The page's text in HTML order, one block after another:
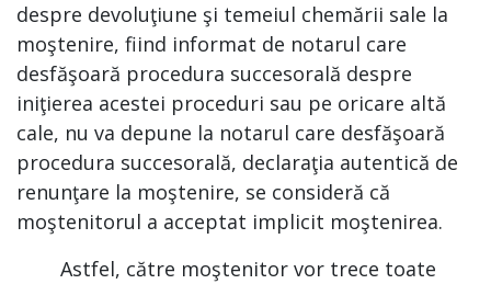
despre devoluţiune şi temeiul chemării sale la
moştenire, fiind informat de notarul care
desfăşoară procedura succesorală despre
iniţierea acestei proceduri sau pe oricare altă
cale, nu va depune la notarul care desfăşoară
procedura succesorală, declaraţia autentică de
renunţare la moştenire, se consideră că
moştenitorul a acceptat implicit moştenirea.
Astfel, către moştenitor vor trece toate